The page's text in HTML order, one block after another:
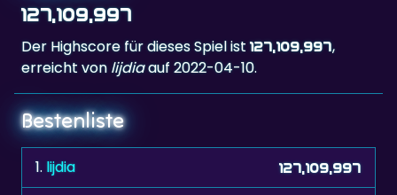
127,109,997
Der Highscore für dieses Spiel ist127,109,997,
erreicht von lijdiaauf 2022-04-10.
Bestenliste
1. lijdia 127,109,997